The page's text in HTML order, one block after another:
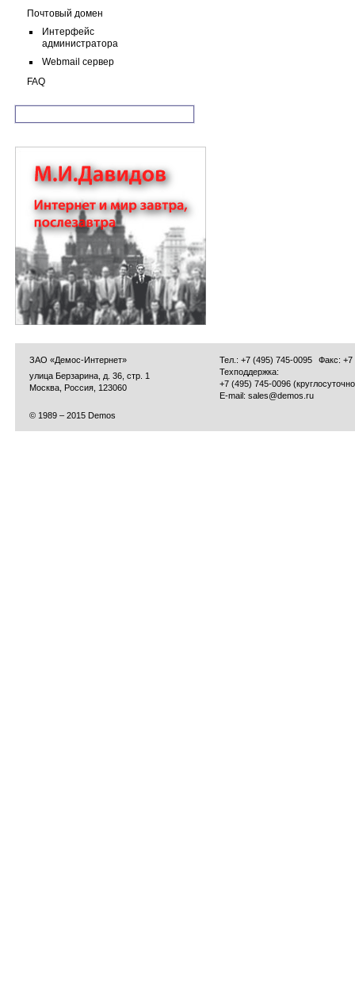
Почтовый домен
Интерфейс
администратора
Webmail сервер
FAQ
ЗАО «Демос-Интернет»
улица Берзарина, д. 36, стр. 1
Москва, Россия, 123060
© 1989 – 2015 Demos
Тел.: +7 (495) 745-0095
Факс: +7
Техподдержка:
+7 (495) 745-0096
E-mail: sales@demos.ru